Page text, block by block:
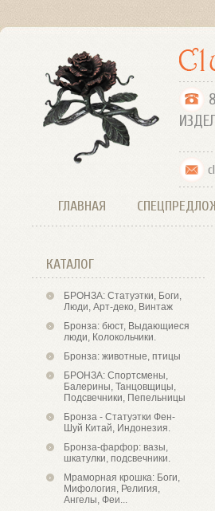
ГЛАВНАЯ
КАТАЛОГ
БРОНЗА: Статуэтки, Боги,
Люди, Арт-деко, Винтаж
Бронза: бюст, Выдающиеся
люди, Колокольчики.
Бронза: животные, птицы
БРОНЗА: Спортсмены,
Балерины, Танцовщицы,
Подсвечники, Пепельницы
Бронза - Статуэтки Фен-
Шуй Китай, Индонезия.
Бронза-фарфор: вазы,
шкатулки, подсвечники.
Мраморная крошка: Боги,
Мифология, Религия,
Ангелы, Феи...